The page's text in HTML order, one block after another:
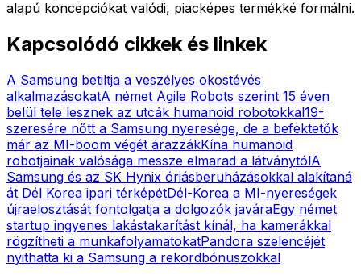
alapú koncepciókat valódi, piacképes termékké formálni.
Kapcsolódó cikkek és linkek
A Samsung betiltja a veszélyes okostévés
alkalmazásokatA német Agile Robots szerint 15 éven
belül tele lesznek az utcák humanoid robotokkal19-
szeresére nőtt a Samsung nyeresége, de a befektetők
már az MI-boom végét árazzákKína humanoid
robotjainak valósága messze elmarad a látványtólA
Samsung és az SK Hynix óriásberuházásokkal alakítaná
át Dél Korea ipari térképétDél-Korea a MI-nyereségek
újraelosztását fontolgatja a dolgozók javáraEgy német
startup ingyenes lakástakarítást kínál, ha kamerákkal
rögzítheti a munkafolyamatokatPandora szelencéjét
nyithatta ki a Samsung a rekordbónuszokkal